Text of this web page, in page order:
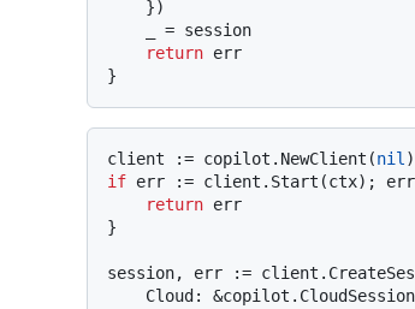
return err
client := copilot.NewClient(nil
if err := client.Start(ctx);
return err
}
session, err :=